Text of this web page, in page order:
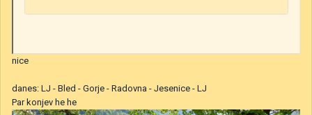
nice
danes: LJ - Bled - Gorje - Radovna - Jesenice - LJ
Par konjev he he